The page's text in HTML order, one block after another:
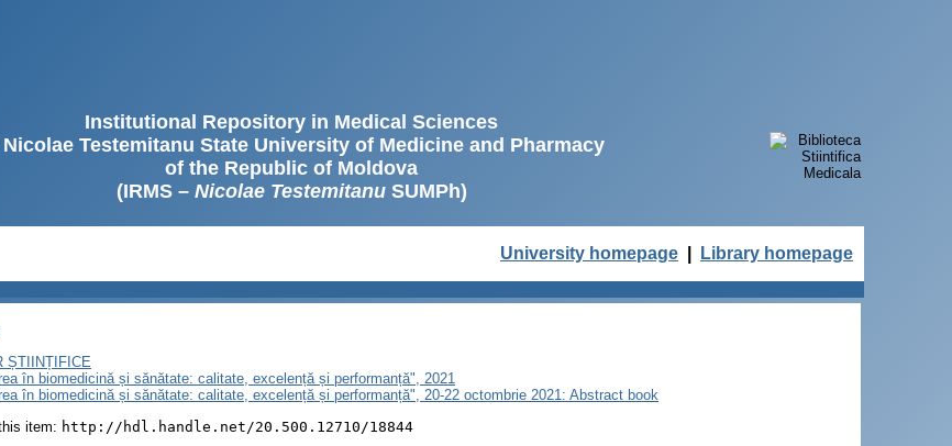
Institutional Repository in Medical Sciences
Testemitanu State University of Medicine and Pharmacy
of the Republic of Moldova
(IRMS – Nicolae TestemitanuSUMPh)
University homepage Library homepage
ȘTIINȚIFICE
în biomedicină și sănătate: calitate, excelență și performanță", 2021
în biomedicină și sănătate: calitate, excelență și performanță", 20-22 octombrie 2021: Abstract book
item: http://hdl.handle.net/20.500.12710/18844